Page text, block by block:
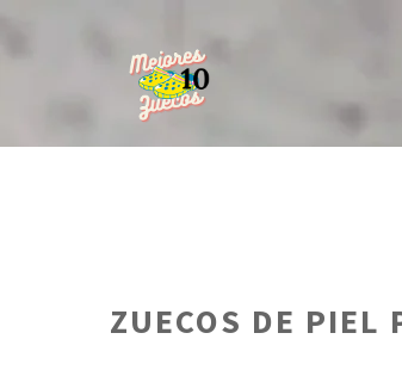
al
ZUECOS DE PIEL